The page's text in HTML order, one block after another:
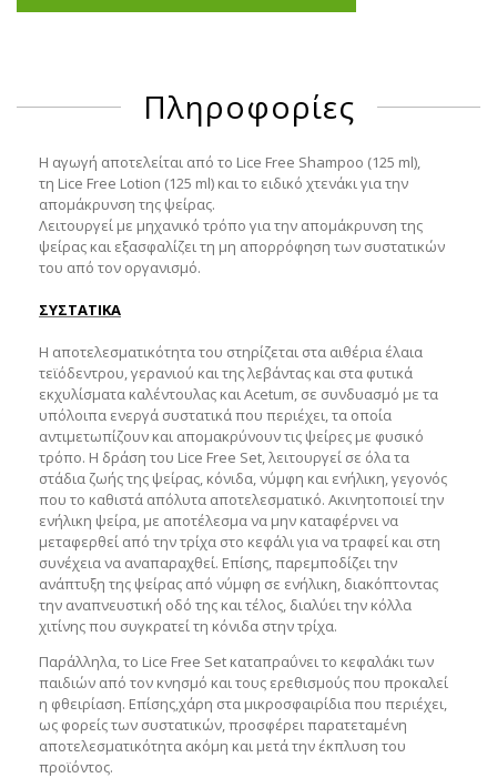
Πληροφορίες
Η αγωγή αποτελείται από το Lice Free Shampoo (125 ml),
τη Lice Free Lotion (125 ml) και το ειδικό χτενάκιγια την
απομάκρυνση της ψείρας.
Λειτουργεί με μηχανικό τρόπο για την απομάκρυνση της
ψείρας και εξασφαλίζει τη μη απορρόφηση των συστατικών
του από τον οργανισμό.
ΣΥΣΤΑΤΙΚΑ
Η αποτελεσματικότητα του στηρίζεται στα αιθέρια έλαια
τεϊόδεντρου, γερανιού και της λεβάντας και στα φυτικά
εκχυλίσματα καλέντουλας και Acetum, σε συνδυασμό με τα
υπόλοιπα ενεργά συστατικά που περιέχει, τα οποία
αντιμετωπίζουν και απομακρύνουν τις ψείρες με φυσικό
τρόπο. Η δράση του Lice Free Set, λειτουργεί σε όλα τα
στάδια ζωής της ψείρας, κόνιδα, νύμφη και ενήλικη, γεγονός
που το καθιστά απόλυτα αποτελεσματικό. Ακινητοποιεί την
ενήλικη ψείρα, με αποτέλεσμα να μην καταφέρνει να
μεταφερθεί από την τρίχα στο κεφάλι για να τραφεί και στη
συνέχεια να αναπαραχθεί. Επίσης, παρεμποδίζει την
ανάπτυξη της ψείρας από νύμφη σε ενήλικη, διακόπτοντας
την αναπνευστική οδό της και τέλος, διαλύει την κόλλα
χιτίνης που συγκρατεί τη κόνιδα στην τρίχα.
Παράλληλα, το Lice Free Set καταπραΰνει το κεφαλάκι των
παιδιών από τον κνησμό και τους ερεθισμούς που προκαλεί
η φθειρίαση. Επίσης,χάρη στα μικροσφαιρίδια που περιέχει,
ως φορείς των συστατικών, προσφέρει παρατεταμένη
αποτελεσματικότητα ακόμη και μετά την έκπλυση του
προϊόντος.